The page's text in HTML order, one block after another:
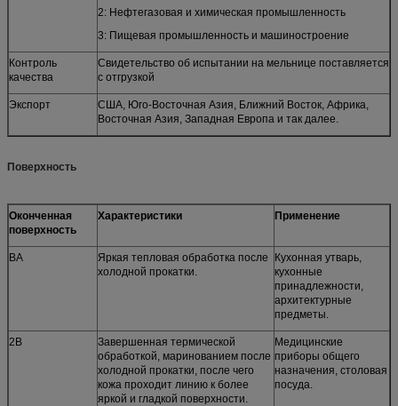
2: Нефтегазовая и химическая промышленность
3: Пищевая промышленность и машиностроение
Контроль
качества
Свидетельство об испытании на мельнице поставляется
с отгрузкой
Экспорт
США, Юго-Восточная Азия, Ближний Восток, Африка,
Восточная Азия, Западная Европа и так далее.
Поверхность
Оконченная
поверхность
Характеристики Применение
BA
Яркая тепловая обработка после
холодной прокатки.
Кухонная утварь,
кухонные
принадлежности,
архитектурные
предметы.
2B
Завершенная термической
обработкой, маринованием после
холодной прокатки, после чего
кожа проходит линию к более
яркой и гладкой поверхности.
Медицинские
приборы общего
назначения, столовая
посуда.